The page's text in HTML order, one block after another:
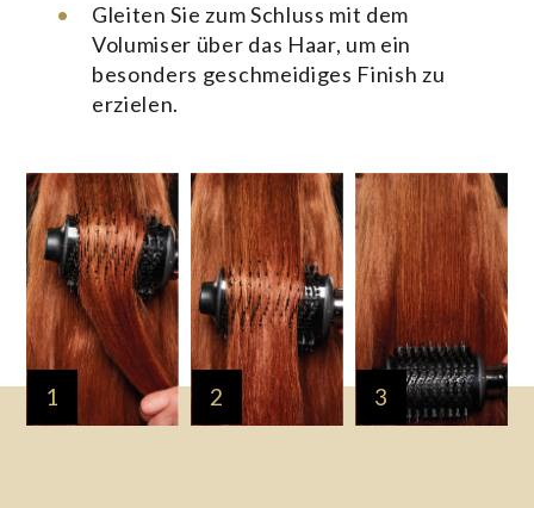
Gleiten Sie zum Schluss mit dem
Volumiser über das Haar, um ein
besonders geschmeidiges Finish zu
erzielen.
1 2 3